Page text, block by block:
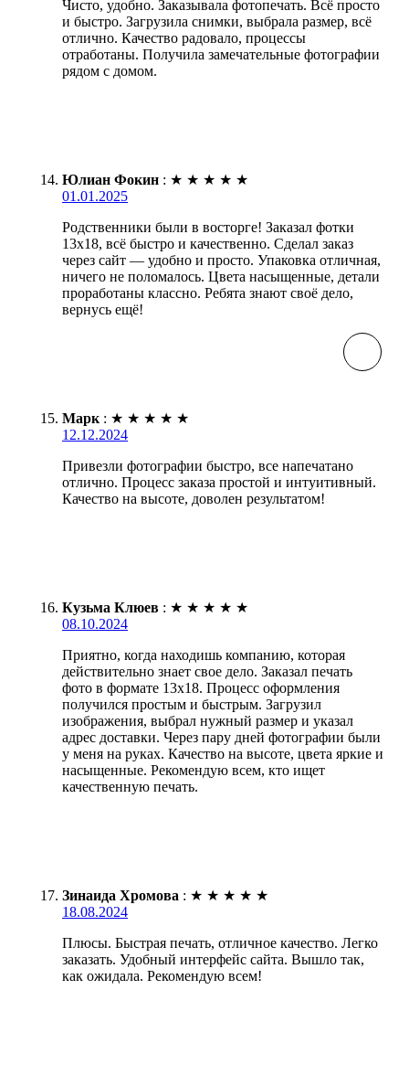
Чисто, удобно. Заказывала фотопечать. Всё просто
и быстро. Загрузила снимки, выбрала размер, всё
отлично. Качество радовало, процессы
отработаны. Получила замечательные фотографии
рядом с домом.
Юлиан Фокин : ★ ★ ★ ★ ★
01.01.2025
Родственники были в восторге! Заказал фотки
13х18, всё быстро и качественно. Сделал заказ
через сайт — удобно и просто. Упаковка отличная,
ничего не поломалось. Цвета насыщенные, детали
проработаны классно. Ребята знают своё дело,
вернусь ещё!
Марк : ★ ★ ★ ★ ★
12.12.2024
Привезли фотографии быстро, все напечатано
отлично. Процесс заказа простой и интуитивный.
Качество на высоте, доволен результатом!
Кузьма Клюев : ★ ★ ★ ★ ★
08.10.2024
Приятно, когда находишь компанию, которая
действительно знает свое дело. Заказал печать
фото в формате 13х18. Процесс оформления
получился простым и быстрым. Загрузил
изображения, выбрал нужный размер и указал
адрес доставки. Через пару дней фотографии были
у меня на руках. Качество на высоте, цвета яркие и
насыщенные. Рекомендую всем, кто ищет
качественную печать.
Зинаида Хромова : ★ ★ ★ ★ ★
18.08.2024
Плюсы. Быстрая печать, отличное качество. Легко
заказать. Удобный интерфейс сайта. Вышло так,
как ожидала. Рекомендую всем!